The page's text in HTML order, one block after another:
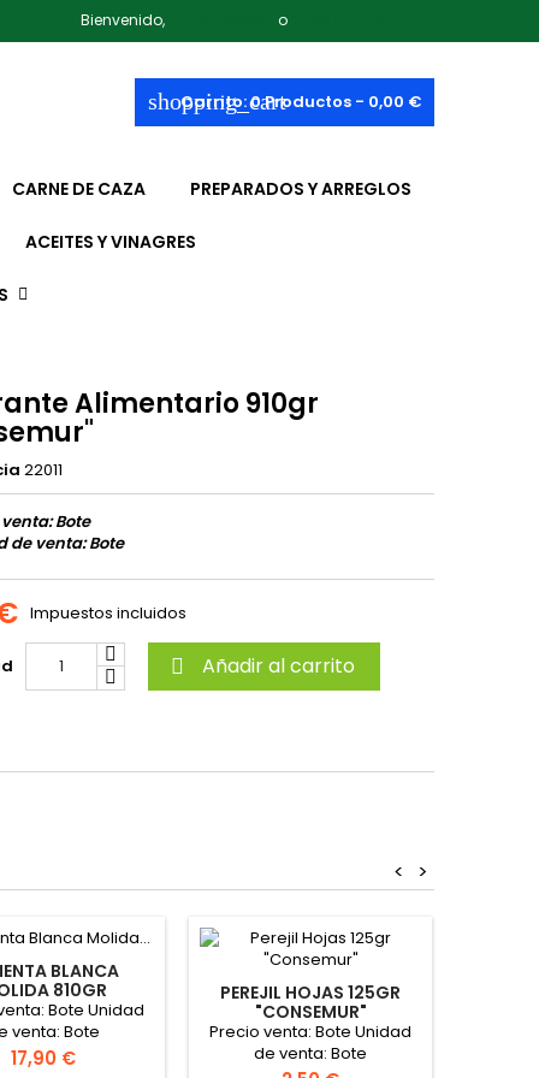
Bienvenido, o
shopping_cart
Carrito:0Productos - 0,00 €
CARNE DE CAZA PREPARADOS Y ARREGLOS
ACEITES Y VINAGRES
Alimentario 910gr
22011
Bote
de venta: Bote
Impuestos incluidos
 Añadir al carrito
>
<
BLANCA
810GR
Bote Unidad
venta: Bote
Precio
17,90 €
PEREJIL HOJAS 125GR
"CONSEMUR"
Precio venta: Bote Unidad
de venta: Bote